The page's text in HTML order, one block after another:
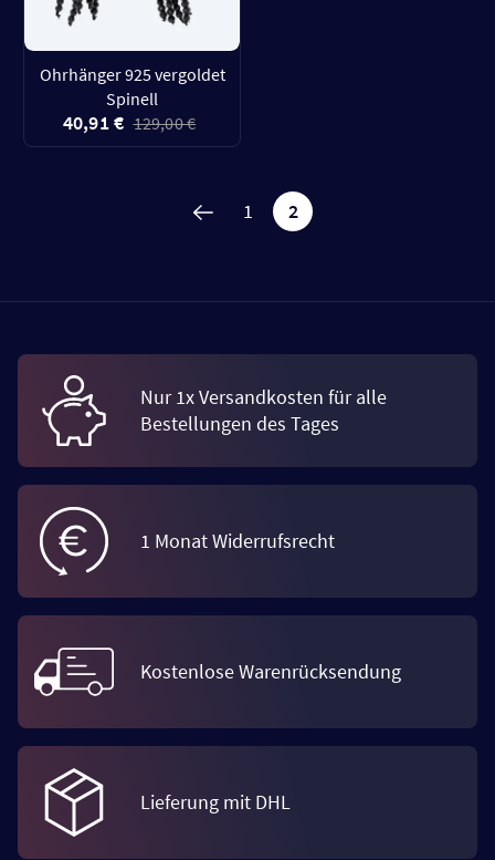
Ohrhänger 925 vergoldet
Spinell
40,91 € 129,00 €
1 2
Nur 1x Versandkosten für alle
Bestellungen des Tages
1 Monat Widerrufsrecht
Kostenlose Warenrücksendung
Lieferung mit DHL